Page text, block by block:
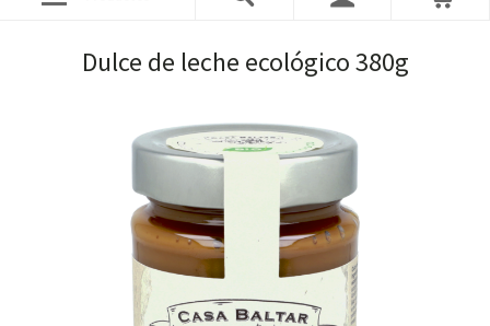
Dulce de leche ecológico 380g